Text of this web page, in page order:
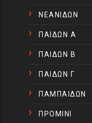
ΝΕΑΝΙΔΩΝ
ΠΑΙΔΩΝ Α
ΠΑΙΔΩΝ Β
ΠΑΙΔΩΝ Γ
ΠΑΜΠΑΙΔΩΝ
ΠΡΟΜΙΝΙ